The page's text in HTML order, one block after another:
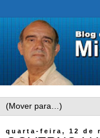
quarta-feira, 12 de